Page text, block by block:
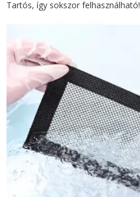
Tartós, így sokszor felhasználható!